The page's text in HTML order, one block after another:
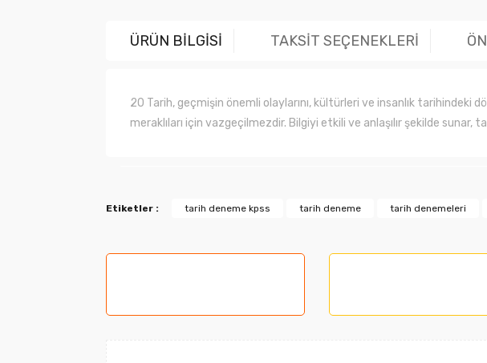
ÜRÜN BİLGİSİ TAKSİT SEÇENEKLERİ
20 Tarih, geçmişin önemli olaylarını, kültürleri ve insanlık
meraklıları için vazgeçilmezdir. Bilgiyi etkili ve anlaşılır şekilde sunar,
Etiketler : tarih deneme kpss tarih deneme tarih denemeleri